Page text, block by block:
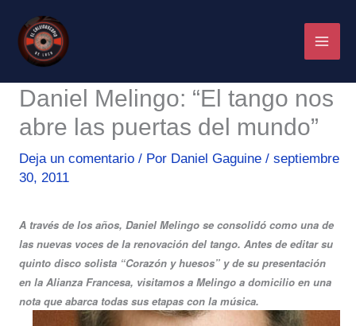
contenido
Daniel Melingo: “El tango nos
abre las puertas del mundo”
Deja un comentario / Por Daniel Gaguine / septiembre
30, 2011
A través de los años, Daniel Melingo se consolidó como una de
las nuevas voces de la renovación del tango. Antes de editar su
quinto disco solista “Corazón y huesos” y de su presentación
en la Alianza Francesa, visitamos a Melingo a domicilio en una
nota que abarca todas sus etapas con la música.